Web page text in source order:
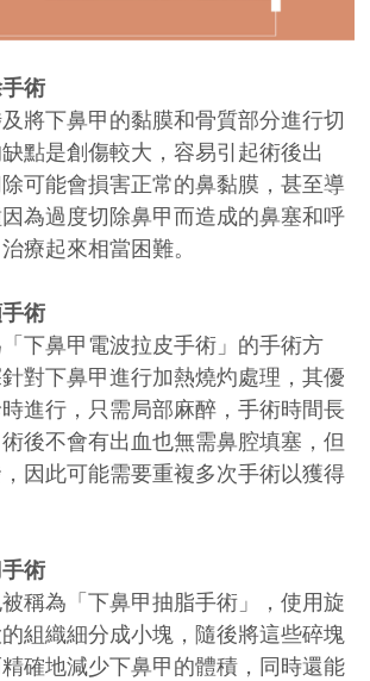
術
將下鼻甲的黏膜和骨質部分進行切
點是創傷較大，容易引起術後出
可能會損害正常的鼻黏膜，甚至導
為過度切除鼻甲而造成的鼻塞和呼
療起來相當困難。
術
下鼻甲電波拉皮手術」的手術方
對下鼻甲進行加熱燒灼處理，其優
進行，只需局部麻醉，手術時間長
後不會有出血也無需鼻腔填塞，但
因此可能需要重複多次手術以獲得
術
稱為「下鼻甲抽脂手術」，使用旋
組織細分成小塊，隨後將這些碎塊
確地減少下鼻甲的體積，同時還能